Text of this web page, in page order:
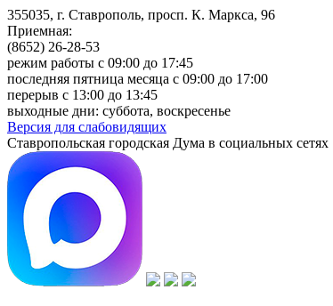
355035, г. Ставрополь, просп. К. Маркса, 96
Приемная:
(8652) 26-28-53
режим работы с 09:00 до 17:45
последняя пятница месяца с 09:00 до 17:00
перерыв с 13:00 до 13:45
выходные дни: суббота, воскресенье
Версия для слабовидящих
Ставропольская городская Дума в социальных сетях